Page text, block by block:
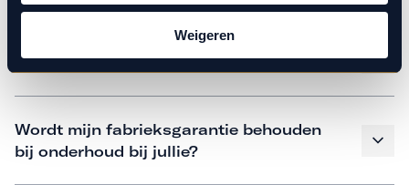
Weigeren
Is vervangend vervoer mogelijk?
Wordt mijn fabrieksgarantie behouden
bij onderhoud bij jullie?